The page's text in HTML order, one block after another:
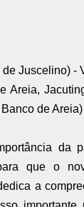
Juscelino) -
Areia,
de Areia)
da
que o
a